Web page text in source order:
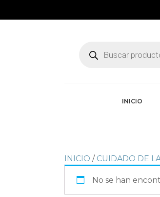
Búsqueda
INICIO
INICIO / CUIDADO DE
No se han